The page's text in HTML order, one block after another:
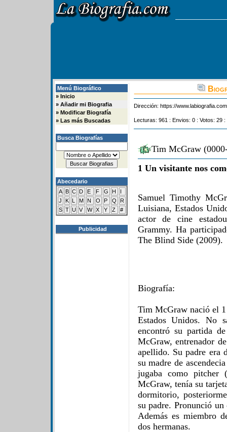
Menú Biográfico
» Inicio
» Añadir mi Biografia
» Modificar Biografía
» Las más Buscadas
Busca Biografías
Abecedario
A B C D E F G H
I
J
K L M N O P Q
R
S T U V W X Y Z #
Publicidad
Dirección: https://
Lecturas: 961 : Envios: 0 : Votos: 29
Tim McGraw
1 Un visitante nos
Samuel Timothy
Luisiana, Estados
actor de cine
Grammy. Ha
The Blind Side (2009).
Biografía:
Tim McGraw nació el
Estados Unidos.​ No
encontró su partida
McGraw, entrenador
apellido. Su padre era
su madre de
jugaba como pitcher
McGraw, tenía su
dormitorio,
su padre. Pronunció
Además es miembro
dos hermanas.​